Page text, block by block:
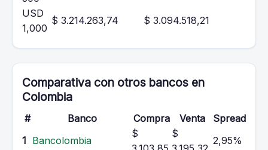
USD
1,000
$ 3.214.263,74 $ 3.094.518,21
Comparativa con otros bancos en
Colombia
# Banco Compra Venta
Spread
1 Bancolombia
$
$
2,95%